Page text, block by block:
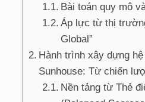
Bài toán quy mô
Áp lực từ thị
Global”
Hành trình xây dựng
Sunhouse: Từ chiến
Nền tảng từ Thẻ